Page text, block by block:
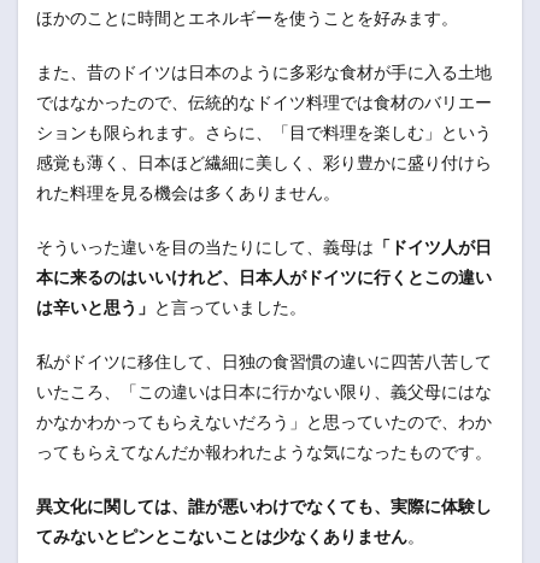
ほかのことに時間とエネルギーを使うことを好みます。
また、昔のドイツは日本のように多彩な食材が手に入る土地
ではなかったので、伝統的なドイツ料理では食材のバリエー
ションも限られます。さらに、「目で料理を楽しむ」という
感覚も薄く、日本ほど繊細に美しく、彩り豊かに盛り付けら
れた料理を見る機会は多くありません。
そういった違いを目の当たりにして、義母は 「ドイツ人が日
本に来るのはいいけれど、日本人がドイツに行くとこの違い
は辛いと思う」 と言っていました。
私がドイツに移住して、日独の食習慣の違いに四苦八苦して
いたころ、「この違いは日本に行かない限り、義父母にはな
かなかわかってもらえないだろう」と思っていたので、わか
ってもらえてなんだか報われたような気になったものです。
異文化に関しては、誰が悪いわけでなくても、実際に体験し
てみないとピンとこないことは少なくありません。